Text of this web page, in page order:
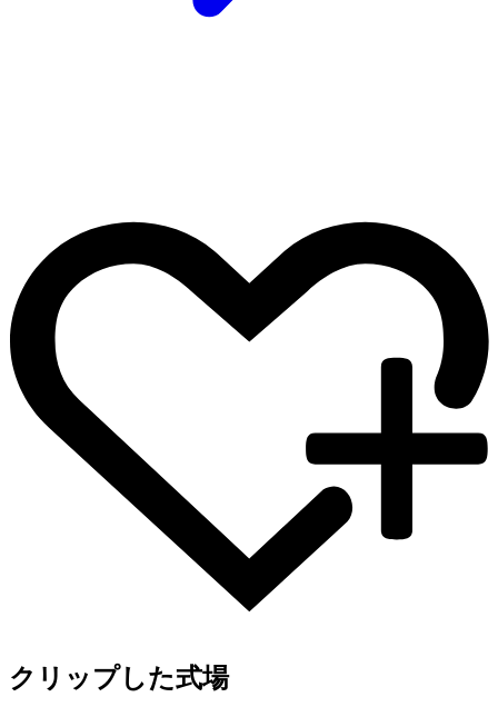
クリップした式場